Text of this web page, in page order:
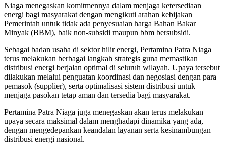
Niaga menegaskan komitmennya dalam menjaga ketersediaan
energi bagi masyarakat dengan mengikuti arahan kebijakan
Pemerintah untuk tidak ada penyesuaian harga Bahan Bakar
Minyak (BBM), baik non-subsidi maupun bbm bersubsidi.
Sebagai badan usaha di sektor hilir energi, Pertamina Patra Niaga
terus melakukan berbagai langkah strategis guna memastikan
distribusi energi berjalan optimal di seluruh wilayah. Upaya tersebut
dilakukan melalui penguatan koordinasi dan negosiasi dengan para
pemasok (supplier), serta optimalisasi sistem distribusi untuk
menjaga pasokan tetap aman dan tersedia bagi masyarakat.
Pertamina Patra Niaga juga menegaskan akan terus melakukan
upaya secara maksimal dalam menghadapi dinamika yang ada,
dengan mengedepankan keandalan layanan serta kesinambungan
distribusi energi nasional.